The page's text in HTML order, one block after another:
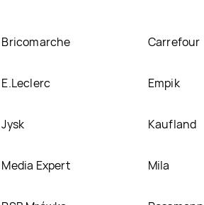
Bricomarche Carrefour
E.Leclerc Empik
Jysk Kaufland
Media Expert Mila